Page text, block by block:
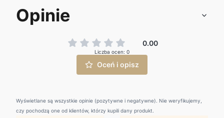
Opinie
0.00
Liczba ocen: 0
Oceń i opisz
Wyświetlane są wszystkie opinie (pozytywne i negatywne). Nie weryfikujemy,
czy pochodzą one od klientów, którzy kupili dany produkt.